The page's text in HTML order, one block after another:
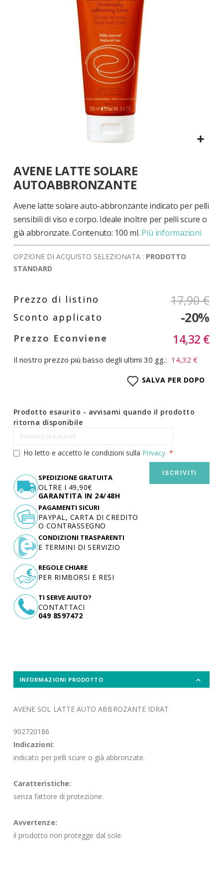
all'inizio
della
galleria
di
immagini
AVENE LATTE SOLARE
AUTOABBRONZANTE
Avene latte solare auto-abbronzante indicato per pelli
sensibili di viso e corpo. Ideale inoltre per pelli scure o
già abbronzate. Contenuto: 100 ml. Più informazioni
OPZIONE DI ACQUISTO SELEZIONATA : PRODOTTO
STANDARD
17,90 €
-20%
14,32 €
Il nostro prezzo più basso degli ultimi 30 gg.: 14,32 €
SALVA PER DOPO
Prodotto esaurito - avvisami quando il prodotto
ritorna disponibile
Ho letto e accetto le condizioni sulla Privacy
ISCRIVITI
SPEDIZIONE GRATUITA
OLTRE I 49,90€
GARANTITA IN 24/48H
TI SERVE AIUTO?
CONTATTACI
049 8597472
PAGAMENTI SICURI
PAYPAL, CARTA DI CREDITO
O CONTRASSEGNO
CONDIZIONI TRASPARENTI
E TERMINI DI SERVIZIO
REGOLE CHIARE
PER RIMBORSI E RESI
INFORMAZIONI PRODOTTO
AVENE SOL LATTE AUTO ABBROZANTE IDRAT
902720186
Indicazioni:
indicato per pelli scure o già abbronzate.
Caratteristiche:
senza fattore di protezione.
Avvertenze:
il prodotto non protegge dal sole.